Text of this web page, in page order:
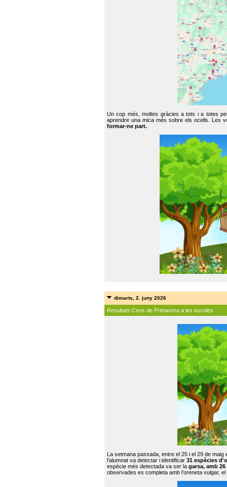
Un cop més, moltes gràcies a tots i a totes
aprendre una mica més sobre els ocells. Les
formar-ne part.
dimarts, 2. juny 2026
Resultats Cens de Primavera a les escoles
La setmana passada, entre el 25 i el 29 de
l'alumnat va detectar i identificar 31 espècies
espècie més detectada va ser la garsa, amb
observades es completa amb l’oreneta vulgar,